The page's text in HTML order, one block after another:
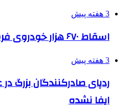
3 هفته پیش
اسقاط ۶۷۰ هزار خودروی فرسوده طی ۳ سال
3 هفته پیش
ردپای صادرکنندگان بزرگ
ایفا نشده